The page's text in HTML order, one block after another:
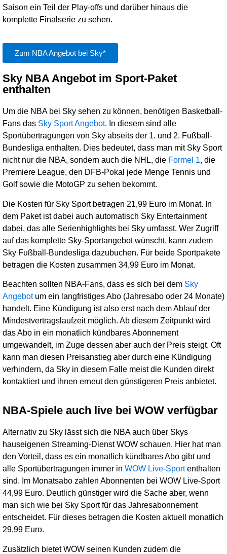
Saison ein Teil der Play-offs und darüber hinaus die
komplette Finalserie zu sehen.
Zum NBA Angebot bei Sky*
Sky NBA Angebot im Sport-Paket
enthalten
Um die NBA bei Sky sehen zu können, benötigen Basketball-
Fans das Sky Sport Angebot. In diesem sind alle
Sportübertragungen von Sky abseits der 1. und 2. Fußball-
Bundesliga enthalten. Dies bedeutet, dass man mit Sky Sport
nicht nur die NBA, sondern auch die NHL, die Formel 1, die
Premiere League, den DFB-Pokal jede Menge Tennis und
Golf sowie die MotoGP zu sehen bekommt.
Die Kosten für Sky Sport betragen 21,99 Euro im Monat. In
dem Paket ist dabei auch automatisch Sky Entertainment
dabei, das alle Serienhighlights bei Sky umfasst. Wer Zugriff
auf das komplette Sky-Sportangebot wünscht, kann zudem
Sky Fußball-Bundesliga dazubuchen. Für beide Sportpakete
betragen die Kosten zusammen 34,99 Euro im Monat.
Beachten sollten NBA-Fans, dass es sich bei dem Sky
Angebotum ein langfristiges Abo (Jahresabo oder 24 Monate)
handelt. Eine Kündigung ist also erst nach dem Ablauf der
Mindestvertragslaufzeit möglich. Ab diesem Zeitpunkt wird
das Abo in ein monatlich kündbares Abonnement
umgewandelt, im Zuge dessen aber auch der Preis steigt. Oft
kann man diesen Preisanstieg aber durch eine Kündigung
verhindern, da Sky in diesem Falle meist die Kunden direkt
kontaktiert und ihnen erneut den günstigeren Preis anbietet.
NBA-Spiele auch live bei WOW verfügbar
Alternativ zu Sky lässt sich die NBA auch über Skys
hauseigenen Streaming-Dienst WOW schauen. Hier hat man
den Vorteil, dass es ein monatlich kündbares Abo gibt und
alle Sportübertragungen immer in WOW Live-Sportenthalten
sind. Im Monatsabo zahlen Abonnenten bei WOW Live-Sport
44,99 Euro. Deutlich günstiger wird die Sache aber, wenn
man sich wie bei Sky Sport für das Jahresabonnement
entscheidet. Für dieses betragen die Kosten aktuell monatlich
29,99 Euro.
Zusätzlich bietet WOW seinen Kunden zudem die